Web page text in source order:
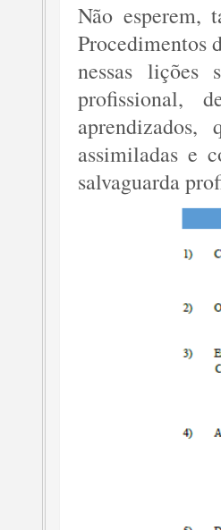
Não esperem,
Procedimentos
nessas lições
profissional,
assimiladas e
salvaguarda